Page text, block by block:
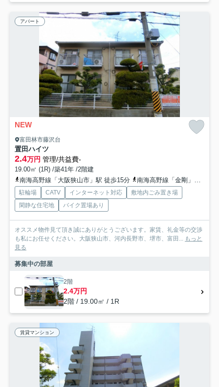
アパート
NEW
富田林市藤沢台
置田ハイツ
2.4万円 管理/共益費-
19.00㎡ (1R) /築41年 /2階建
南海高野線「大阪狭山市」駅 徒歩15分
南海高野線「金剛」駅 徒歩24分
駐輪場 CATV インターネット対応
敷地内ごみ置き場
閑静な住宅地
バイク置場あり
オススメ物件見て頂き誠にありがとうございます。家賃、礼金等の交渉
も私にお任せください。大阪狭山市、河内長野市、堺市、富田...
もっと
見る
募集中の部屋
2階
2.4万円
2階 / 19.00㎡ / 1R
賃貸マンション